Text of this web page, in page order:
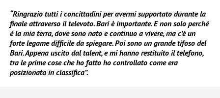
“Ringrazio tutti i concittadini per avermi supportato durante la
finale attraverso il televoto. Bari è importante. E non solo perché
è la mia terra, dove sono nato e continuo a vivere, ma c’è un
forte legame difficile da spiegare. Poi sono un grande tifoso del
Bari. Appena uscito dal talent, e mi hanno restituito il telefono,
tra le prime cose che ho fatto ho controllato come era
posizionata in classifica”.